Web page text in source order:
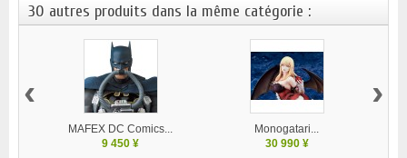
30 autres produits dans la même catégorie :
MAFEX DC Comics...
9 450 ¥
Monogatari...
30 990 ¥
‹ ›